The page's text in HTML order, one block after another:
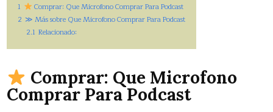
1
Comprar: Que Microfono Comprar Para Podcast
2 ≫ Más sobre Que Microfono Comprar Para Podcast
2.1 Relacionado:
Comprar: Que Microfono
Comprar Para Podcast